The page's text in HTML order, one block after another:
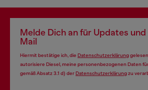
Melde Dich an für Updates
Mail
Hiermit bestätige ich, die Datenschutzerklärung
autorisiere Diesel, meine personenbezogenen Daten
gemäß Absatz 3.1 d) derDatenschutzerklärungzu